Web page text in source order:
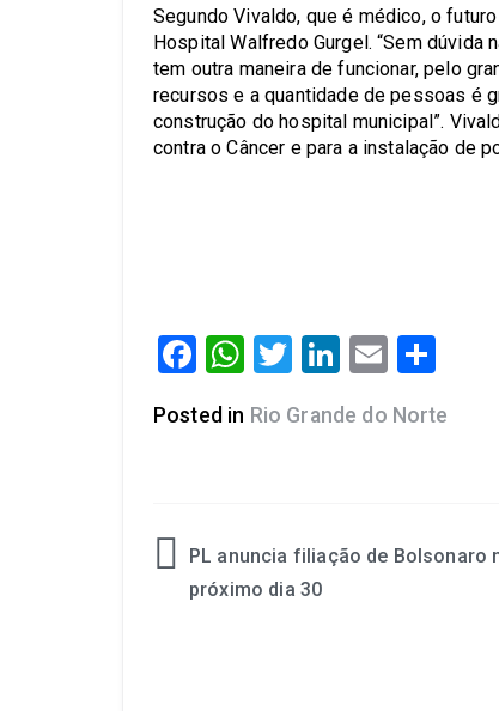
Segundo Vivaldo, que é médico, o
Hospital Walfredo Gurgel. “Sem dúvida
tem outra maneira de funcionar, pelo
recursos e a quantidade de pessoas é
construção do hospital municipal”.
contra o Câncer e para a instalação de
Facebook
WhatsApp
Twitter
LinkedIn
Email
Posted in Rio Grande do Norte
PL anuncia filiação de Bolsonaro
próximo dia 30